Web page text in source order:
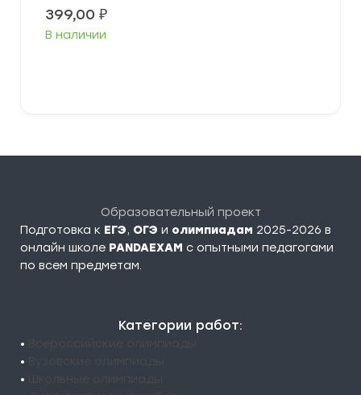
399,00 ₽
В наличии
Образовательный проект
Подготовка к ЕГЭ, ОГЭ и олимпиадам 2025-2026 в
онлайн школе PANDAEXAM c опытными педагогами
по всем предметам.
Категории работ:
•
•
•